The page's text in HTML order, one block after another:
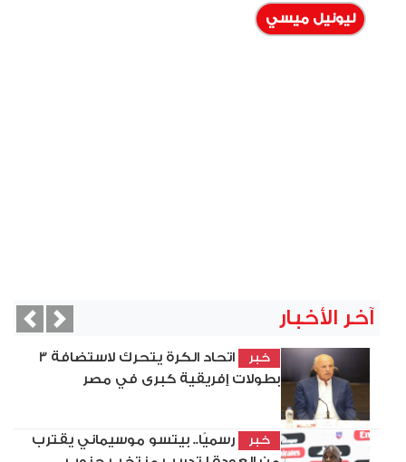
ليونيل ميسي
آخر الأخبار
خبر
اتحاد الكرة يتحرك لاستضافة 3
بطولات إفريقية كبرى في مصر
خبر
رسميًا.. بيتسو موسيماني يقترب
Next